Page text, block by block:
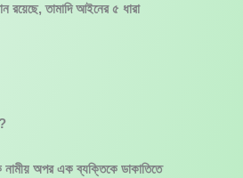
রয়েছে, তামাদি আইনের ৫ ধারা
নামীয় অপর এক ব্যক্তিকে ডাকাতিতে